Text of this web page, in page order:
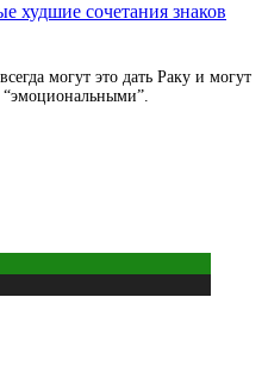
худшие сочетания знаков
могут это дать Раку и могут